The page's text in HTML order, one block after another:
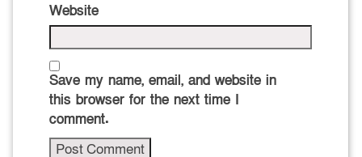
Website
Save my name, email, and website in
this browser for the next time I
comment.